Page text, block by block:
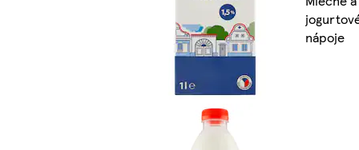
nápoje